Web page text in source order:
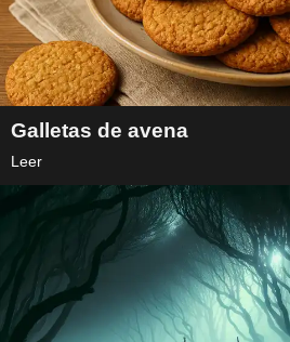
Galletas de avena
Leer